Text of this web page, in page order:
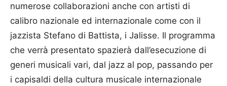
numerose collaborazioni anche con artisti di
calibro nazionale ed internazionale come con il
jazzista Stefano di Battista, i Jalisse. Il programma
che verrà presentato spazierà dall’esecuzione di
generi musicali vari, dal jazz al pop, passando per
i capisaldi della cultura musicale internazionale